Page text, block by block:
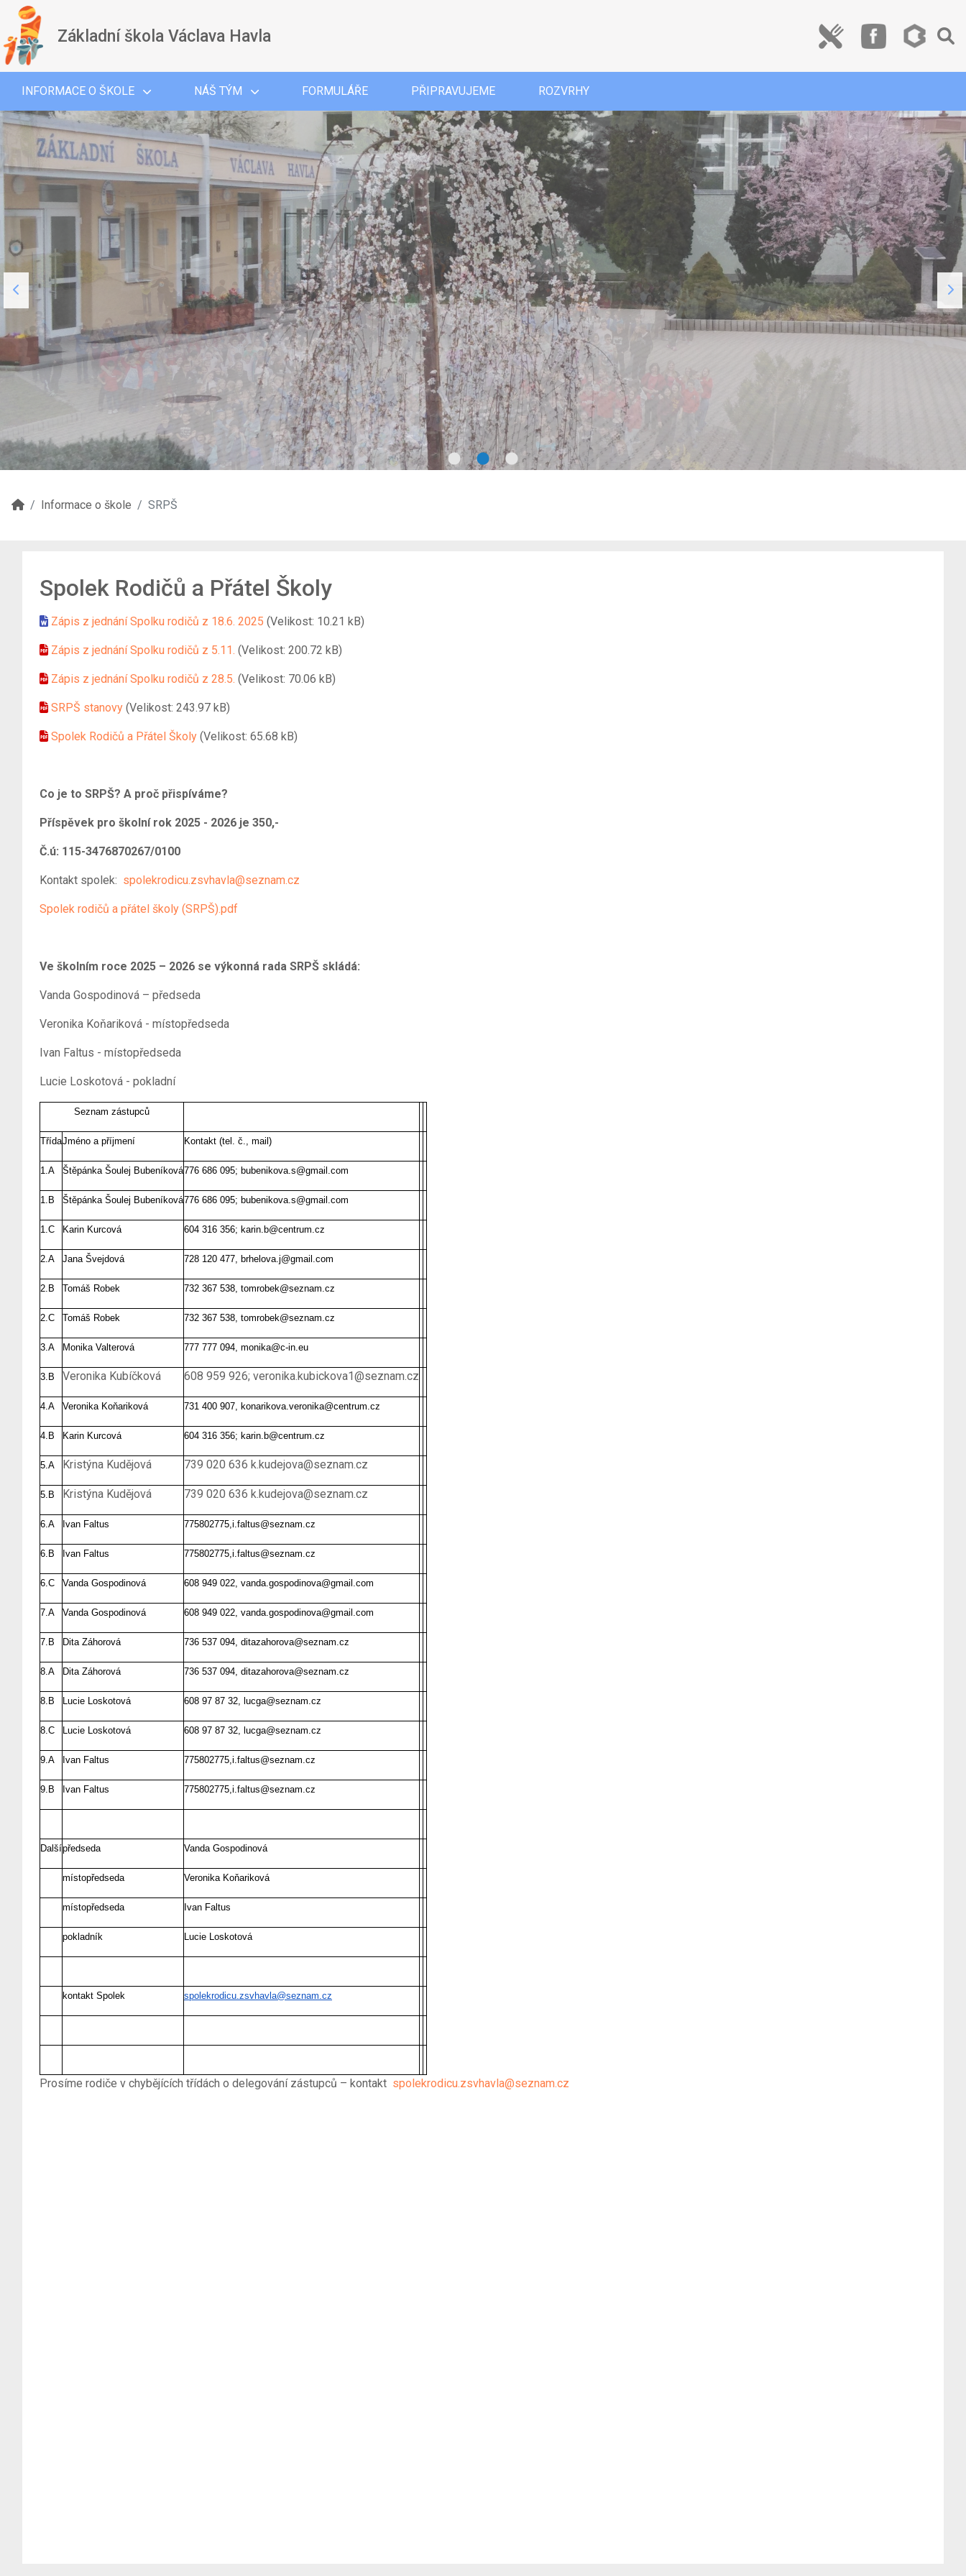
Základní škola Václava Havla
INFORMACE O ŠKOLE NÁŠ TÝM FORMULÁŘE PŘIPRAVUJEME ROZVRHY
Informace o škole SRPŠ
Spolek Rodičů a Přátel Školy
Zápis z jednání Spolku rodičů z 18.6. 2025 (Velikost: 10.21 kB)
Zápis z jednání Spolku rodičů z 5.11. (Velikost: 200.72 kB)
Zápis z jednání Spolku rodičů z 28.5. (Velikost: 70.06 kB)
SRPŠ stanovy (Velikost: 243.97 kB)
Spolek Rodičů a Přátel Školy (Velikost: 65.68 kB)
Co je to SRPŠ? A proč přispíváme?
Příspěvek pro školní rok 2025 - 2026 je 350,-
Č.ú: 115-3476870267/0100
Kontakt spolek: spolekrodicu.zsvhavla@seznam.cz
Spolek rodičů a přátel školy (SRPŠ).pdf
Ve školním roce 2025 – 2026 se výkonná rada SRPŠ skládá:
Vanda Gospodinová – předseda
Veronika Koňariková - místopředseda
Ivan Faltus - místopředseda
Lucie Loskotová - pokladní
Seznam zástupců
TřídaJméno a příjmení Kontakt (tel. č., mail)
1.A Štěpánka Šoulej Bubeníková776 686 095; bubenikova.s@gmail.com
1.B Štěpánka Šoulej Bubeníková776 686 095; bubenikova.s@gmail.com
1.C Karin Kurcová 604 316 356; karin.b@centrum.cz
2.A Jana Švejdová 728 120 477, brhelova.j@gmail.com
2.B Tomáš Robek 732 367 538, tomrobek@seznam.cz
2.C Tomáš Robek 732 367 538, tomrobek@seznam.cz
3.A Monika Valterová 777 777 094, monika@c-in.eu
3.B Veronika Kubíčková 608 959 926; veronika.kubickova1@seznam.cz
4.A Veronika Koňariková 731 400 907, konarikova.veronika@centrum.cz
4.B Karin Kurcová 604 316 356; karin.b@centrum.cz
5.A Kristýna Kudějová 739 020 636 k.kudejova@seznam.cz
5.B Kristýna Kudějová 739 020 636 k.kudejova@seznam.cz
6.A Ivan Faltus 775802775,i.faltus@seznam.cz
6.B Ivan Faltus 775802775,i.faltus@seznam.cz
6.C Vanda Gospodinová 608 949 022, vanda.gospodinova@gmail.com
7.A Vanda Gospodinová 608 949 022, vanda.gospodinova@gmail.com
7.B Dita Záhorová 736 537 094, ditazahorova@seznam.cz
8.A Dita Záhorová 736 537 094, ditazahorova@seznam.cz
8.B Lucie Loskotová 608 97 87 32, lucga@seznam.cz
8.C Lucie Loskotová 608 97 87 32, lucga@seznam.cz
9.A Ivan Faltus 775802775,i.faltus@seznam.cz
9.B Ivan Faltus 775802775,i.faltus@seznam.cz
Dalšípředseda Vanda Gospodinová
místopředseda Veronika Koňariková
místopředseda Ivan Faltus
pokladník Lucie Loskotová
kontakt Spolek spolekrodicu.zsvhavla@seznam.cz
Prosíme rodiče v chybějících třídách o delegování zástupců – kontakt spolekrodicu.zsvhavla@seznam.cz